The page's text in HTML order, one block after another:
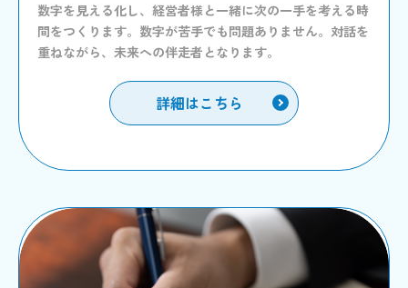
数字を見える化し、経営者様と一緒に次の一手を考える時
間をつくります。数字が苦手でも問題ありません。対話を
重ねながら、未来への伴走者となります。
詳細はこちら